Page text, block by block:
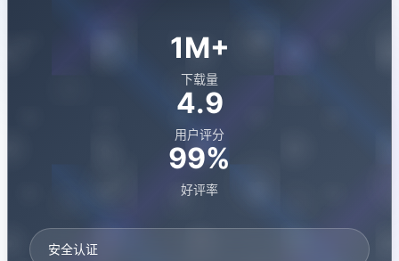
1M+
下载量
4.9
用户评分
99%
好评率
安全认证